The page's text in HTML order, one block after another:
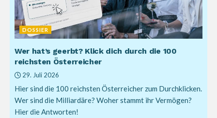
DOSSIER
Wer hat’s geerbt? Klick dich durch die 100
reichsten Österreicher
29. Juli 2026
Hier sind die 100 reichsten Österreicher zum Durchklicken.
Wer sind die Milliardäre? Woher stammt ihr Vermögen?
Hier die Antworten!